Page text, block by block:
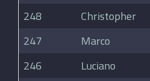
248
Christopher
247
Marco
246
Luciano